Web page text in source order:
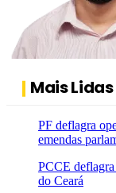
Mais Lidas
PF deflagra
emendas
PCCE
do Ceará